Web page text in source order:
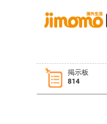
掲示板
814
タウン情報